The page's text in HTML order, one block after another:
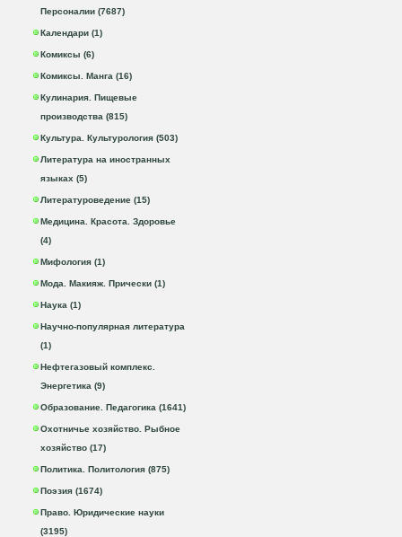
Персоналии (7687)
Календари (1)
Комиксы (6)
Комиксы. Манга (16)
Кулинария. Пищевые
производства (815)
Культура. Культурология (503)
Литература на иностранных
языках (5)
Литературоведение (15)
Медицина. Красота. Здоровье
(4)
Мифология (1)
Мода. Макияж. Прически (1)
Наука (1)
Научно-популярная литература
(1)
Нефтегазовый комплекс.
Энергетика (9)
Образование. Педагогика (1641)
Охотничье хозяйство. Рыбное
хозяйство (17)
Политика. Политология (875)
Поэзия (1674)
Право. Юридические науки
(3195)